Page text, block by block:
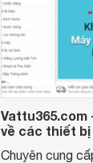
Vattu365.com
về các thiết
Chuyên cung